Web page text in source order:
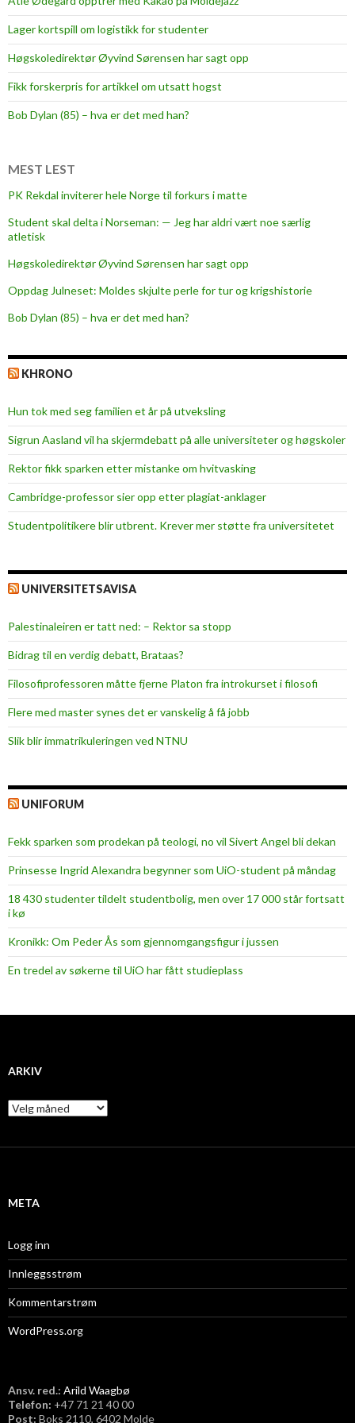
b
a
t
t
p
å
M
e
p
u
Lager kortspill om logistikk for studenter
Høgskoledirektør Øyvind Sørensen har sagt opp
Fikk forskerpris for artikkel om utsatt hogst
Bob Dylan (85) – hva er det med han?
MEST LEST
PK Rekdal inviterer hele Norge til forkurs i matte
Student skal delta i Norseman: — Jeg har aldri vært noe særlig
atletisk
Høgskoledirektør Øyvind Sørensen har sagt opp
Oppdag Julneset: Moldes skjulte perle for tur og krigshistorie
Bob Dylan (85) – hva er det med han?
KHRONO
Hun tok med seg familien et år på utveksling
Sigrun Aasland vil ha skjerm­debatt på alle universiteter og høgskoler
Rektor fikk sparken etter mistanke om hvitvasking
Cambridge-professor sier opp etter plagiat-anklager
Studentpolitikere blir utbrent. Krever mer støtte fra universitetet
UNIVERSITETSAVISA
Palestinaleiren er tatt ned: – Rektor sa stopp
Bidrag til en verdig debatt, Brataas?
Filosofiprofessoren måtte fjerne Platon fra introkurset i filosofi
Flere med master synes det er vanskelig å få jobb
Slik blir immatrikuleringen ved NTNU
UNIFORUM
Fekk sparken som prodekan på teologi, no vil Sivert Angel bli dekan
Prinsesse Ingrid Alexandra begynner som UiO-student på måndag
18 430 studenter tildelt studentbolig, men over 17 000 står fortsatt
i kø
Kronikk: Om Peder Ås som gjennomgangsfigur i jussen
En tredel av søkerne til UiO har fått studieplass
ARKIV
A
r
i
META
Logg inn
Innleggsstrøm
Kommentarstrøm
WordPress.org
Ansv. red.: Arild Waagbø
Telefon: ​+47 71 21 40 00
Post: Boks 2110, 6402 Molde